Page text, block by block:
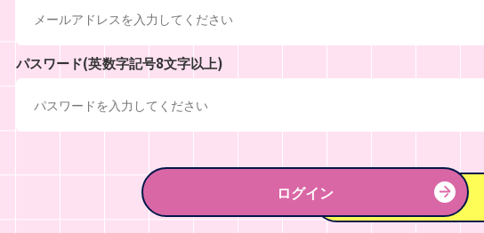
パスワード(英数字記号8文字以上)
ログイン